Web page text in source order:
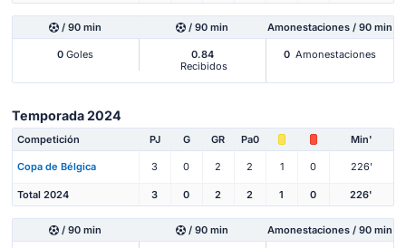
/ 90 min / 90 min Amonestaciones / 90 min
0 Goles
0.84
Recibidos
0 Amonestaciones
Temporada 2024
Competición PJ G GR Pa0 Min'
Copa de Bélgica 3 0 2 2 1 0 226'
Total 2024 3 0 2 2 1 0 226'
/ 90 min / 90 min Amonestaciones / 90 min